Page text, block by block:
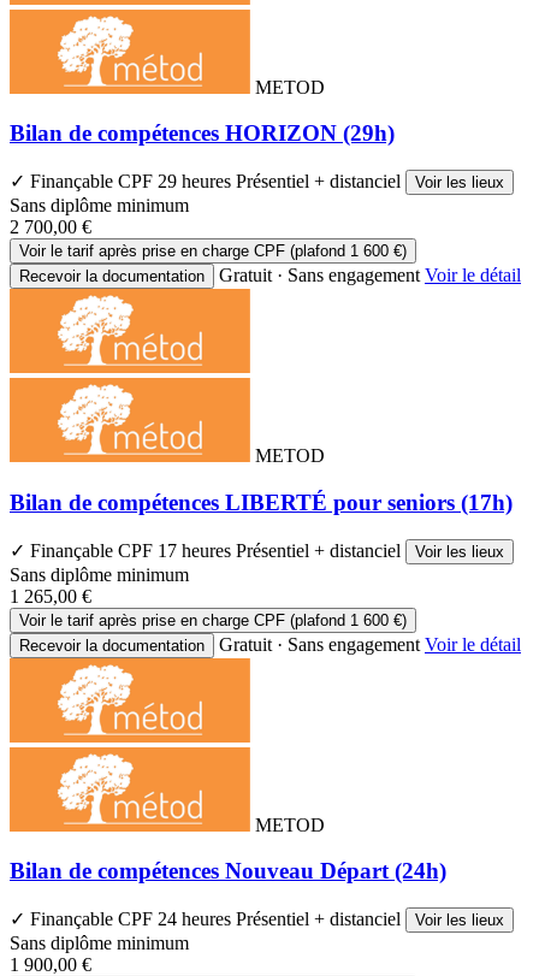
METOD
Bilan de compétences HORIZON (29h)
✓ Finançable CPF 29 heures Présentiel + distanciel Voir les lieux
Sans diplôme minimum
2 700,00 €
Voir le tarif après prise en charge CPF (plafond 1 600 €)
Recevoir la documentation
Gratuit · Sans engagement Voir le détail
METOD
Bilan de compétences LIBERTÉ pour seniors (17h)
✓ Finançable CPF 17 heures Présentiel + distanciel Voir les lieux
Sans diplôme minimum
1 265,00 €
Voir le tarif après prise en charge CPF (plafond 1 600 €)
Recevoir la documentation
Gratuit · Sans engagement Voir le détail
METOD
Bilan de compétences Nouveau Départ (24h)
✓ Finançable CPF 24 heures Présentiel + distanciel Voir les lieux
Sans diplôme minimum
1 900,00 €